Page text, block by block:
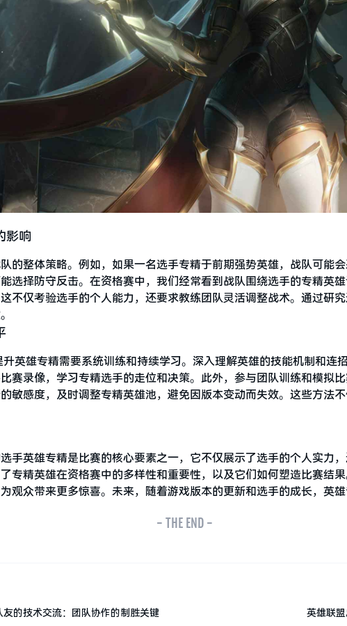
影响
的整体策略。例如，如果一名选手专精于前期强势英雄，战队可能会
选择防守反击。在资格赛中，我们经常看到战队围绕选手的专精英
不仅考验选手的个人能力，还要求教练团队灵活调整战术。通过研
英雄专精需要系统训练和持续学习。深入理解英雄的技能机制和连
赛录像，学习专精选手的走位和决策。此外，参与团队训练和模拟
敏感度，及时调整专精英雄池，避免因版本变动而失效。这些方法
手英雄专精是比赛的核心要素之一，它不仅展示了选手的个人实力，
专精英雄在资格赛中的多样性和重要性，以及它们如何塑造比赛结
观众带来更多惊喜。未来，随着游戏版本的更新和选手的成长，英
- THE END -
的技术交流：团队协作的制胜关键 英雄联